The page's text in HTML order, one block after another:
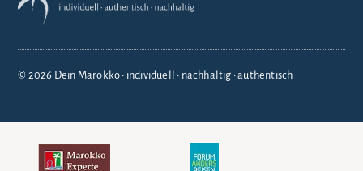
© 2026 Dein Marokko • individuell • nachhaltig • authentisch